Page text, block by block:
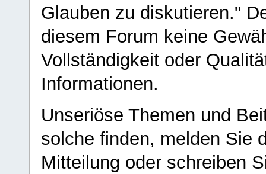
Glauben zu diskutieren."
diesem Forum keine
Vollständigkeit oder
Informationen.
Unseriöse Themen und
solche finden, melden Sie
Mitteilung oder schreiben